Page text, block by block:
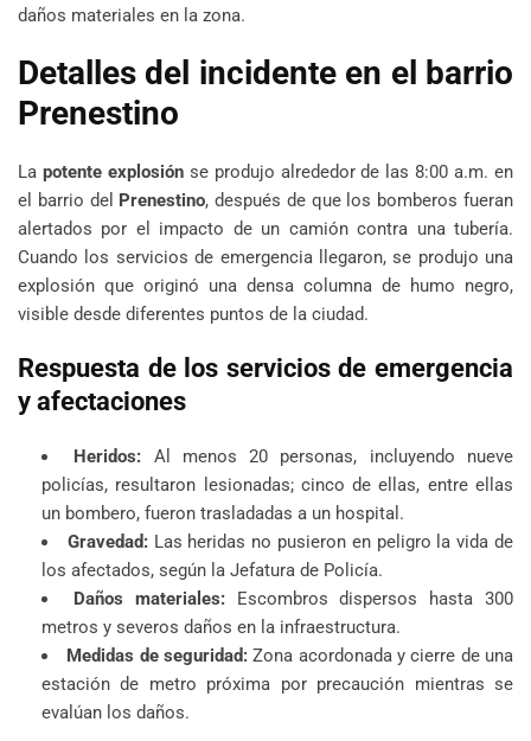
daños materiales en la zona.
Detalles del incidente en el barrio
Prenestino
La potente explosiónse produjo alrededor de las 8:00 a.m. en
el barrio del Prenestino, después de que los bomberos fueran
alertados por el impacto de un camión contra una tubería.
Cuando los servicios de emergencia llegaron, se produjo una
explosión que originó una densa columna de humo negro,
visible desde diferentes puntos de la ciudad.
Respuesta de los servicios de emergencia
y afectaciones
Heridos: Al menos 20 personas, incluyendo nueve
policías, resultaron lesionadas; cinco de ellas, entre ellas
un bombero, fueron trasladadas a un hospital.
Gravedad:Las heridas no pusieron en peligro la vida de
los afectados, según la Jefatura de Policía.
Daños materiales:Escombros dispersos hasta 300
metros y severos daños en la infraestructura.
Medidas de seguridad: Zona acordonada y cierre de una
estación de metro próxima por precaución mientras se
evalúan los daños.